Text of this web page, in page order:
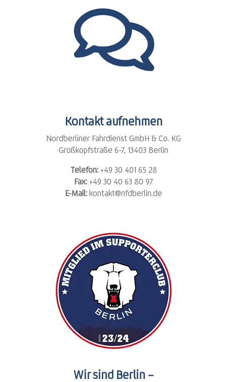
Kontakt aufnehmen
Nordberliner Fahrdienst GmbH & Co. KG
Großkopfstraße 6-7, 13403 Berlin
Telefon:+49 30 401 65 28
Fax: +49 30 40 63 80 97
E-Mail: kontakt@nfdberlin.de
Wir sind Berlin –